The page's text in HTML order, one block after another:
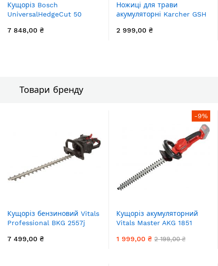
Кущоріз Bosch
UniversalHedgeCut 50
3.67кг
7 848,00 ₴
Ножиці для трави
акумуляторні Karcher GSH
2 999,00 ₴
Товари бренду
Кущоріз бензиновий Vitals
Professional BKG 2557j
D27мм 5.5кг
7 499,00 ₴
-9%
Кущоріз акумуляторний
Vitals Master AKG 1851
різу 15мм 2.13кг без АКБ та
1 999,00 ₴ 2 199,00 ₴